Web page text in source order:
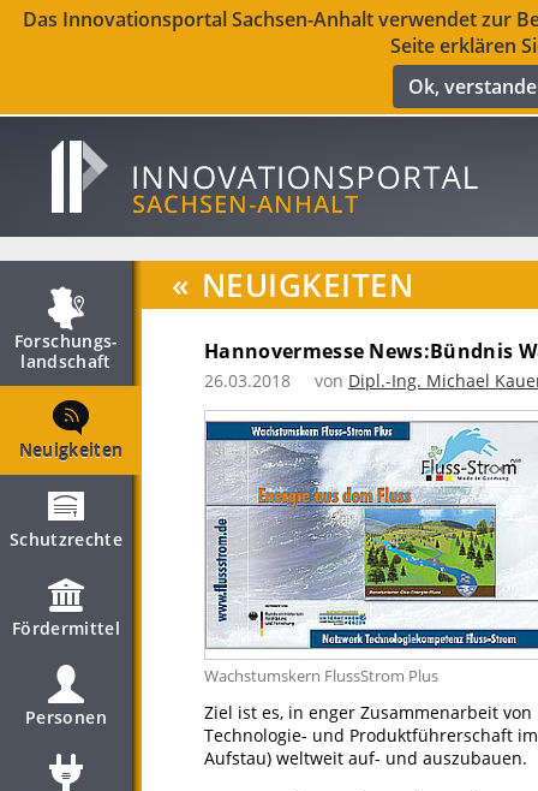
Das Innovationsportal Sachsen-Anhalt verwendet zur
Seite erklären
Ok,
Forschungs­
landschaft
Neuigkeiten
Schutzrechte
Fördermittel
Personen
« NEUIGKEITEN
Hannovermesse News:Bündnis
26.03.2018 von Dipl.-Ing. Michael
Wachstumskern FlussStrom Plus
Ziel ist es, in enger Zusammenarbeit
Technologie- und Produktführerschaft
Aufstau) weltweit auf- und auszubauen.